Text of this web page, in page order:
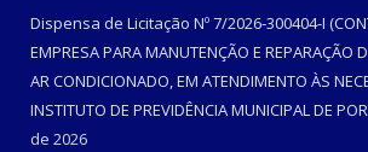
Dispensa de Licitação Nº 7/2026-300404-I
EMPRESA PARA MANUTENÇÃO E REPARAÇÃO
AR CONDICIONADO, EM ATENDIMENTO ÀS
INSTITUTO DE PREVIDÊNCIA MUNICIPAL DE
de 2026